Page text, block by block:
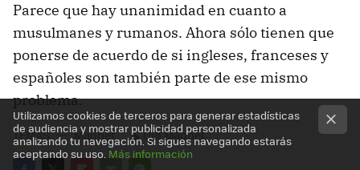
Parece que hay unanimidad en cuanto a
musulmanes y rumanos. Ahora sólo tienen que
ponerse de acuerdo de si ingleses, franceses y
españoles son también parte de ese mismo
problema.
TEMAS Magnet Old Magnet
Utilizamos cookies de terceros para generar estadísticas
de audiencia y mostrar publicidad personalizada
analizando tu navegación. Si sigues navegando estarás
aceptando su uso. Más información